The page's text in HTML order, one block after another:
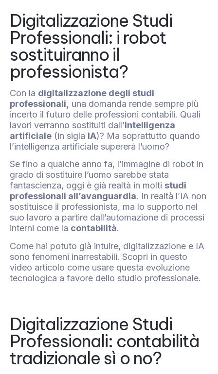
Digitalizzazione Studi
Professionali: i robot
sostituiranno il
professionista?
Con la digitalizzazione degli studi
professionali,
una domanda rende sempre più
incerto il futuro delle professioni contabili. Quali
lavori verranno sostituiti dall’intelligenza
artificiale (in sigla IA)? Ma soprattutto quando
l’intelligenza artificiale supererà l’uomo?
Se fino a qualche anno fa, l’immagine di robot in
grado di sostituire l’uomo sarebbe stata
fantascienza, oggi è già realtà in molti studi
professionali all’avanguardia. In realtà l’IA non
sostituisce il professionista, ma lo supporto nel
suo lavoro a partire dall’automazione di processi
interni come la contabilità.
Come hai potuto già intuire, digitalizzazione e IA
sono fenomeni inarrestabili. Scopri in questo
video articolo come usare questa evoluzione
tecnologica a favore dello studio professionale.
Digitalizzazione Studi
Professionali: contabilità
tradizionale sì o no?